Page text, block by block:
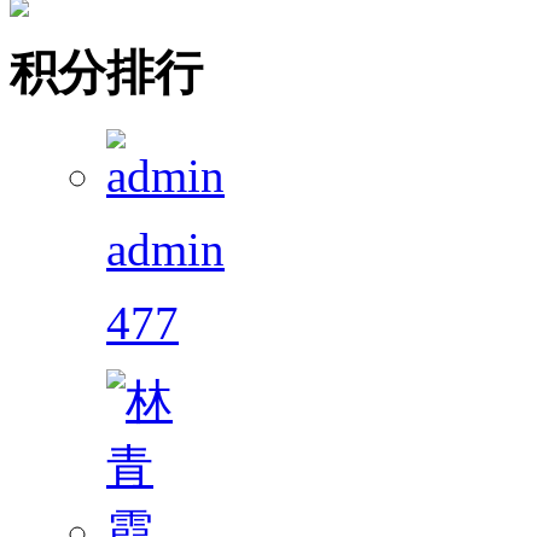
积分排行
admin
477